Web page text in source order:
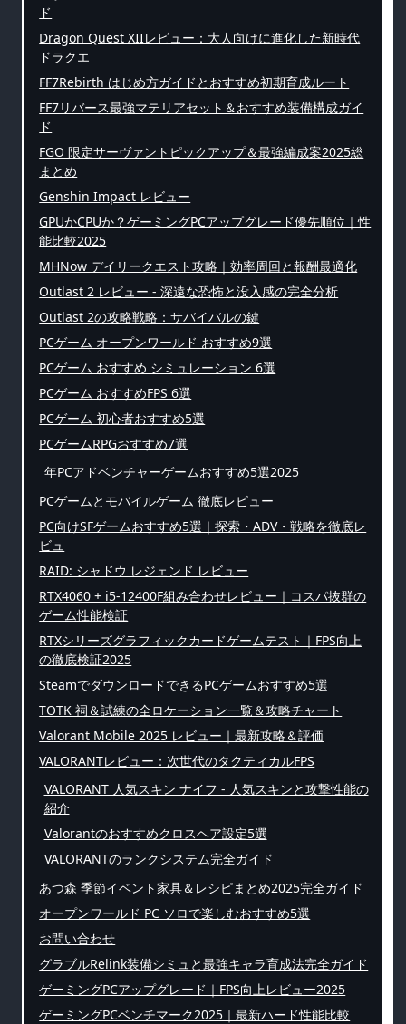
ド
Dragon Quest XIIレビュー：大人向けに進化した新時代
ドラクエ
FF7Rebirth はじめ方ガイドとおすすめ初期育成ルート
FF7リバース最強マテリアセット＆おすすめ装備構成ガイ
ド
FGO 限定サーヴァントピックアップ＆最強編成案2025総
まとめ
Genshin Impact レビュー
GPUかCPUか？ゲーミングPCアップグレード優先順位｜性
能比較2025
MHNow デイリークエスト攻略｜効率周回と報酬最適化
Outlast 2 レビュー - 深遠な恐怖と没入感の完全分析
Outlast 2の攻略戦略：サバイバルの鍵
PCゲーム オープンワールド おすすめ9選
PCゲーム おすすめ シミュレーション 6選
PCゲーム おすすめFPS 6選
PCゲーム 初心者おすすめ5選
PCゲームRPGおすすめ7選
年PCアドベンチャーゲームおすすめ5選2025
PCゲームとモバイルゲーム 徹底レビュー
PC向けSFゲームおすすめ5選｜探索・ADV・戦略を徹底レ
ビュ
RAID: シャドウ レジェンド レビュー
RTX4060 + i5-12400F組み合わせレビュー｜コスパ抜群の
ゲーム性能検証
RTXシリーズグラフィックカードゲームテスト｜FPS向上
の徹底検証2025
SteamでダウンロードできるPCゲームおすすめ5選
TOTK 祠＆試練の全ロケーション一覧＆攻略チャート
Valorant Mobile 2025 レビュー｜最新攻略＆評価
VALORANTレビュー：次世代のタクティカルFPS
VALORANT 人気スキン ナイフ - 人気スキンと攻撃性能の
紹介
Valorantのおすすめクロスヘア設定5選
VALORANTのランクシステム完全ガイド
あつ森 季節イベント家具＆レシピまとめ2025完全ガイド
オープンワールド PC ソロで楽しむおすすめ5選
お問い合わせ
グラブルRelink装備シミュと最強キャラ育成法完全ガイド
ゲーミングPCアップグレード｜FPS向上レビュー2025
ゲーミングPCベンチマーク2025｜最新ハード性能比較